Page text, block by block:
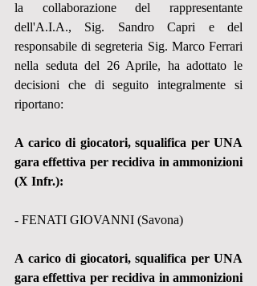
la collaborazione del rappresentante
dell'A.I.A., Sig. Sandro Capri e del
responsabile di segreteria Sig. Marco Ferrari
nella seduta del 26 Aprile, ha adottato le
decisioni che di seguito integralmente si
riportano:
A carico di giocatori, squalifica per UNA
gara effettiva per recidiva in ammonizioni
(X Infr.):
- FENATI GIOVANNI (Savona)
A carico di giocatori, squalifica per UNA
gara effettiva per recidiva in ammonizioni